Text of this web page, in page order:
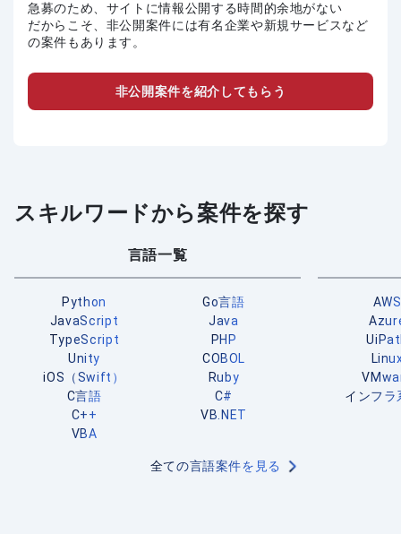
急募のため、サイトに情報公開する時間的余地がない
だからこそ、非公開案件には有名企業や新規サービスなど
の案件もあります。
非公開案件を紹介してもらう
スキルワードから案件を探す
言語一覧
Python
Go言語
JavaScript
Java
TypeScript
PHP
Unity
COBOL
iOS（Swift）
Ruby
C言語
C#
C++
VB.NET
VBA
全ての言語案件を見る
AWS
インフラ